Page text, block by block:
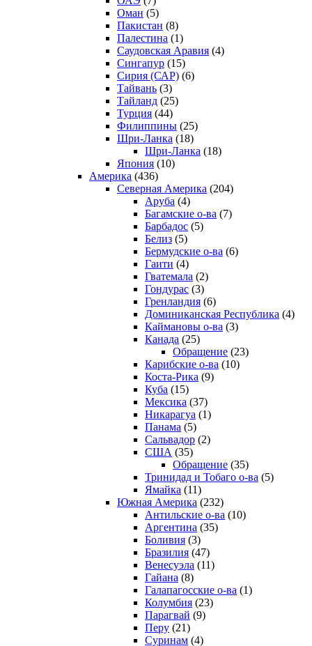
Оман (5)
Пакистан (8)
Палестина (1)
Саудовская Аравия (4)
Сингапур (15)
Сирия (САР) (6)
Тайвань (3)
Тайланд (25)
Турция (44)
Филиппины (25)
Шри-Ланка (18)
Шри-Ланка (18)
Япония (10)
Америка (436)
Северная Америка (204)
Аруба (4)
Багамские о-ва (7)
Барбадос (5)
Белиз (5)
Бермудские о-ва (6)
Гаити (4)
Гватемала (2)
Гондурас (3)
Гренландия (6)
Доминиканская Республика (4)
Каймановы о-ва (3)
Канада (25)
Обращение (23)
Карибские о-ва (10)
Коста-Рика (9)
Куба (15)
Мексика (37)
Никарагуа (1)
Панама (5)
Сальвадор (2)
США (35)
Обращение (35)
Тринидад и Тобаго о-ва (5)
Ямайка (11)
Южная Америка (232)
Антильские о-ва (10)
Аргентина (35)
Боливия (3)
Бразилия (47)
Венесуэла (11)
Гайана (8)
Галапагосские о-ва (1)
Колумбия (23)
Парагвай (9)
Перу (21)
Суринам (4)